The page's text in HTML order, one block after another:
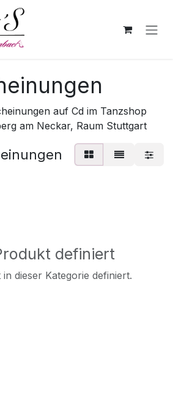
auf Cd im Tanzshop
am Neckar, Raum Stuttgart
definiert
dieser Kategorie definiert.